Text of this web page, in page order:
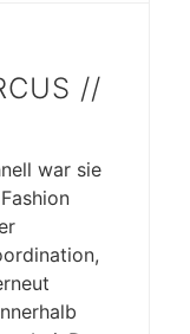
//
war sie